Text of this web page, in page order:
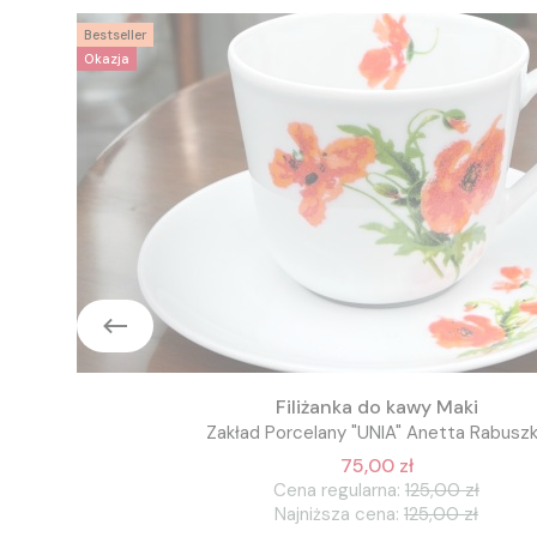
Okazja
Bestseller
Filiżanka do kawy Maki
Zakład Porcelany "UNIA" Anetta
75,00 zł
Cena regularna: 125,00 zł
Najniższa cena: 125,00 zł